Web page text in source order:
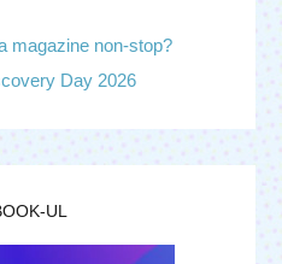
magazine non-stop?
Day 2026
UL